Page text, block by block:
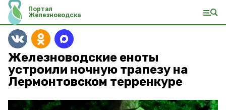
Портал
Железноводска
Железноводские еноты
устроили ночную трапезу на
Лермонтовском терренкуре